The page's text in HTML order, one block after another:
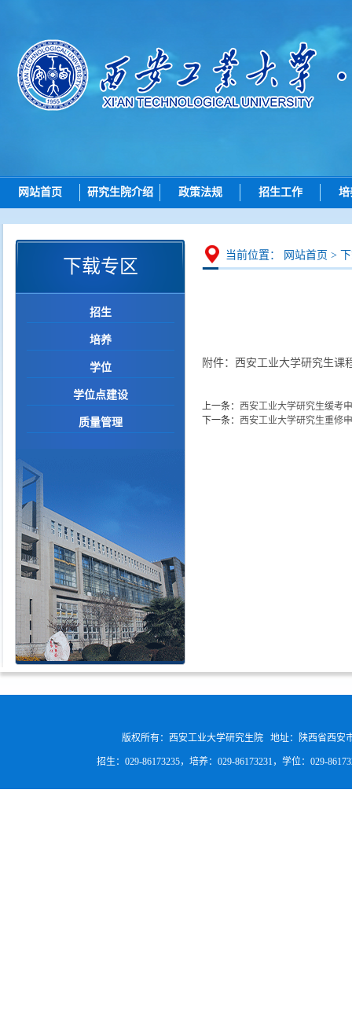
网站首页 研究生院介绍
研究生院简介
岗位职责
政策法规
总则
招生
培养
招生工作
招生动态
博士招生
硕士招生
培
研
下载专区
招生
培养
学位
学位点建设
质量管理
当前位置： 网站首页 >
附件：西安工业大学研究生课
上一条： 西安工业大学研究生缓考
下一条： 西安工业大学研究生重修
版权所有：西安工业大学研究生院 地址：陕西省西安
招生：029-86173235，培养：029-86173231，学位：029-